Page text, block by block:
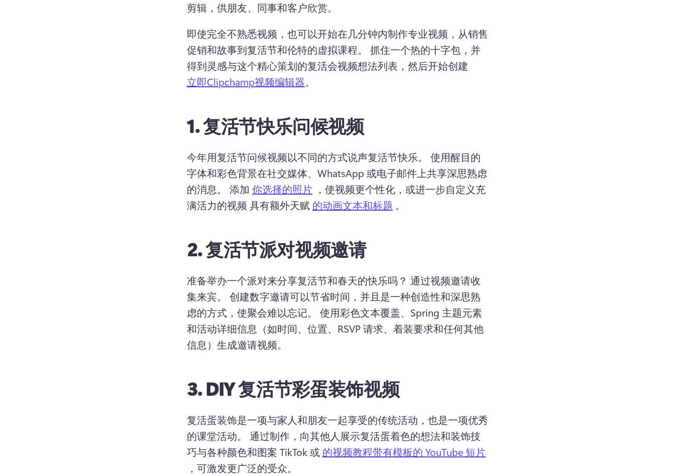
剪辑，供朋友、同事和客户欣赏。
即使完全不熟悉视频，也可以开始在几分钟内制作专业视频，从销售
促销和故事到复活节和伦特的虚拟课程。 抓住一个热的十字包，并
得到灵感与这个精心策划的复活会视频想法列表，然后开始创建
立即Clipchamp视频编辑器。
1.复活节快乐问候视频
今年用复活节问候视频以不同的方式说声复活节快乐。 使用醒目的
字体和彩色背景在社交媒体、WhatsApp 或电子邮件上共享深思熟虑
的消息。 添加 你选择的照片 ，使视频更个性化，或进一步自定义充
满活力的视频 具有额外天赋 的动画文本和标题 。
2.复活节派对视频邀请
准备举办一个派对来分享复活节和春天的快乐吗？ 通过视频邀请收
集来宾。 创建数字邀请可以节省时间，并且是一种创造性和深思熟
虑的方式，使聚会难以忘记。 使用彩色文本覆盖、Spring 主题元素
和活动详细信息（如时间、位置、RSVP 请求、着装要求和任何其他
信息）生成邀请视频。
3.DIY 复活节彩蛋装饰视频
复活蛋装饰是一项与家人和朋友一起享受的传统活动，也是一项优秀
的课堂活动。 通过制作，向其他人展示复活蛋着色的想法和装饰技
巧与各种颜色和图案 TikTok 或 的视频教程带有模板的 YouTube 短片
，可激发更广泛的受众。